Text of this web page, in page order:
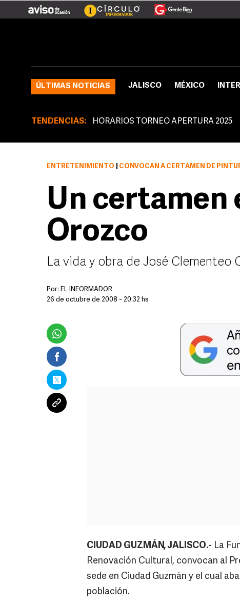
ÚLTIMAS NOTICIAS JALISCO MÉXICO
TENDENCIAS: HORARIOS TORNEO APERTURA 2025
ENTRETENIMIENTO CONVOCAN A CERTAMEN DE
Un certamen
Orozco
La vida y obra de José Clementeo
Por: EL INFORMADOR
26 de octubre de 2008 - 20:32 hs
CIUDAD GUZMÁN, JALISCO.- La
Renovación Cultural, convocan al
sede en Ciudad Guzmán y el cual
población.